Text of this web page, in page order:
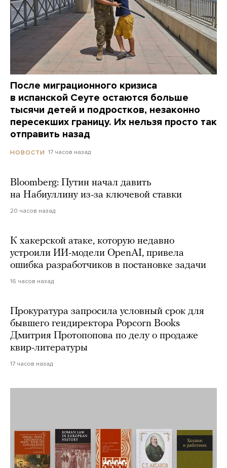
После миграционного кризиса
в испанской Сеуте остаются больше
тысячи детей и подростков, незаконно
пересекших границу. Их нельзя просто так
отправить назад
НОВОСТИ 17 часов назад
Bloomberg: Путин начал давить
на Набиуллину из-за ключевой ставки
20 часов назад
К хакерской атаке, которую недавно
устроили ИИ-модели OpenAI, привела
ошибка разработчиков в постановке задачи
16 часов назад
Прокуратура запросила условный срок для
бывшего гендиректора Popcorn Books
Дмитрия Протопопова по делу о продаже
квир-литературы
17 часов назад